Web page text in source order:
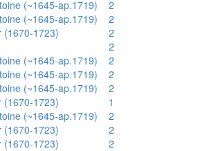
(~1645-ap.1719)
2
(~1645-ap.1719)
2
(1670-1723)
2
2
(~1645-ap.1719)
2
(~1645-ap.1719)
2
(~1645-ap.1719)
2
(1670-1723)
1
(~1645-ap.1719)
2
(1670-1723)
2
(1670-1723)
2